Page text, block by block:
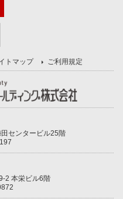
トマップ ご利用規定
センタービル25階
2 本栄ビル6階